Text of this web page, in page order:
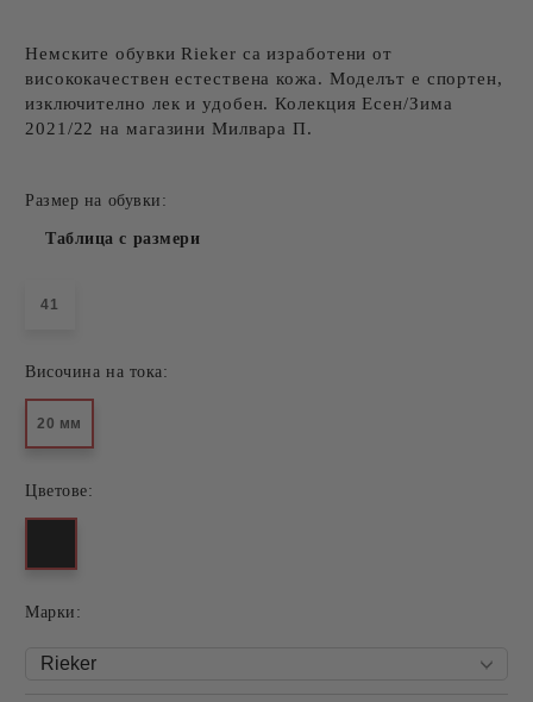
Немските обувки Rieker са изработени от
висококачествен естествена кожа. Моделът е спортен,
изключително лек и удобен. Колекция Есен/Зима
2021/22 на магазини Милвара П.
Размер на обувки:
Таблица с размери
41
Височина на тока:
20 мм
Цветове:
Mарки: